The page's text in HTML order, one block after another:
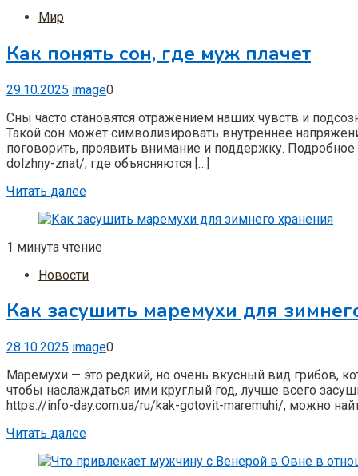
Мир
Как понять сон, где муж плачет
29.10.2025 image0
Сны часто становятся отражением наших чувств и
Такой сон может символизировать внутреннее
поговорить, проявить внимание и поддержку.
dolzhny-znat/, где объясняются […]
Читать далее
1 минута чтение
Новости
Как засушить маремухи для
28.10.2025 image0
Маремухи — это редкий, но очень вкусный вид грибов,
чтобы наслаждаться ими круглый год, лучше всего
https://info-day.com.ua/ru/kak-gotovit-maremuhi/, можно
Читать далее